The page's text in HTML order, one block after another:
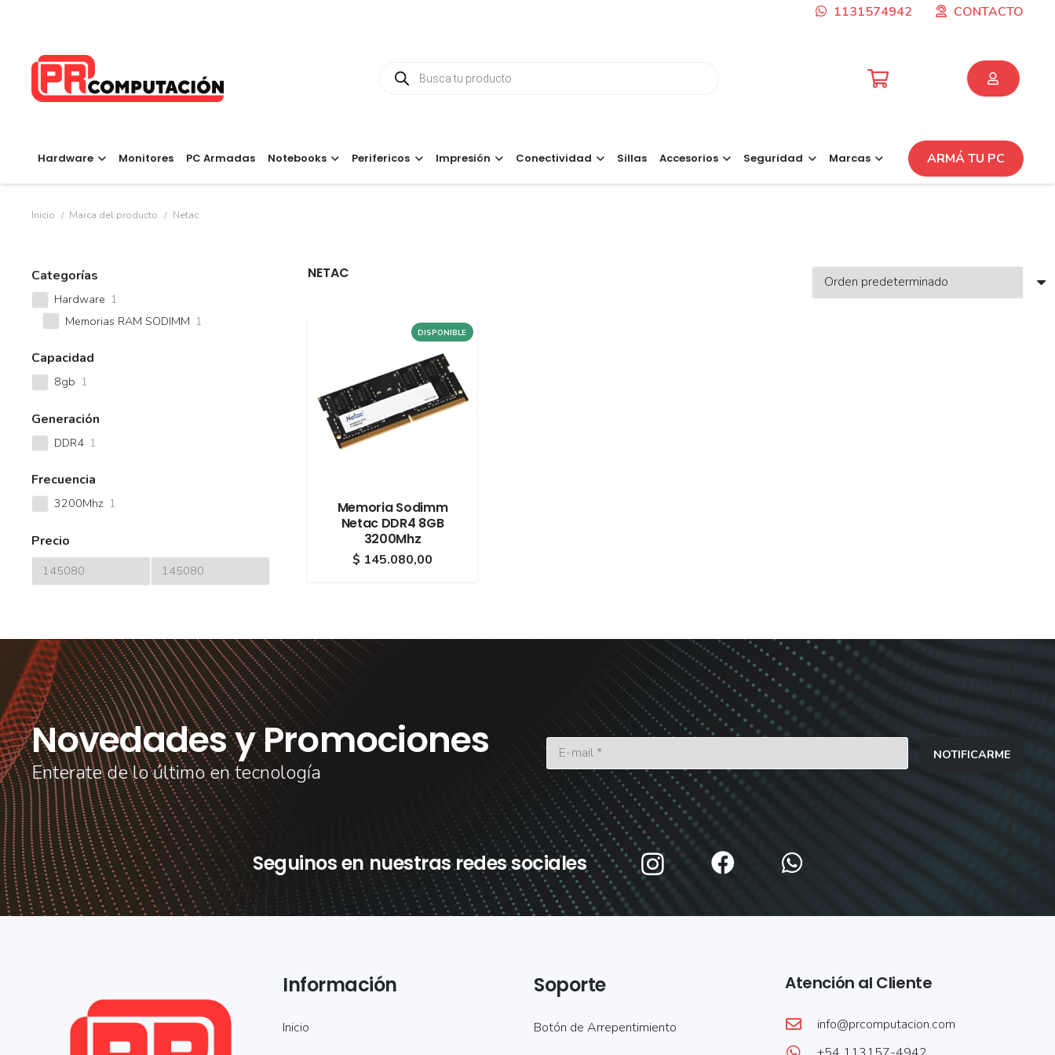
1131574942 CONTACTO
Búsqueda
de
Hardware Monitores PC Armadas Notebooks Perifericos Impresión Conectividad Sillas Accesorios Seguridad Marcas ARMÁ TU PC
Inicio / Marca del producto / Netac
Categorías
Hardware 1
Memorias RAM SODIMM 1
Capacidad
8gb 1
Generación
DDR4 1
Frecuencia
3200Mhz 1
Precio
NETAC
DISPONIBLE
Memoria Sodimm
Netac DDR4 8GB
3200Mhz
$ 145.080,00
Novedades y Promociones
Enterate de lo último en tecnología
NOTIFICARME
Seguinos en nuestras redes sociales
Información
Inicio
Soporte
Botón de Arrepentimiento
Atención al Cliente
info@prcomputacion.com